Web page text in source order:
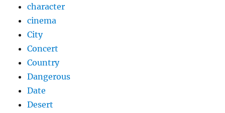
character
cinema
City
Concert
Country
Dangerous
Date
Desert